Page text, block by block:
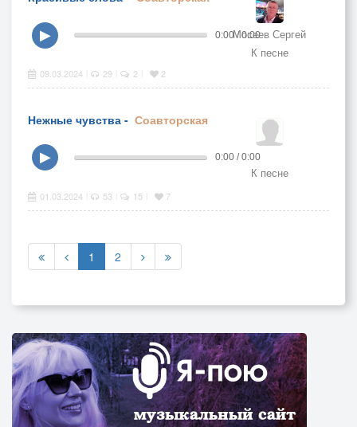
Мосеев Сергей
К песне
▶ 0:00 / 0:00
09.03.2024 29 2 2
Нежные чувства - Соавторская
К песне
▶ 0:00 / 0:00
01.03.2024 53 15 7
1 2